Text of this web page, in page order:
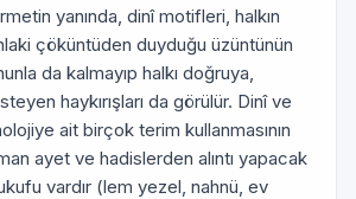
yanında, dinî motifleri, halkın
çöküntüden duyduğu üzüntünün
da kalmayıp halkı doğruya,
haykırışları da görülür. Dinî ve
ait birçok terim kullanmasının
ayet ve hadislerden alıntı yapacak
vardır (lem yezel, nahnü, ev